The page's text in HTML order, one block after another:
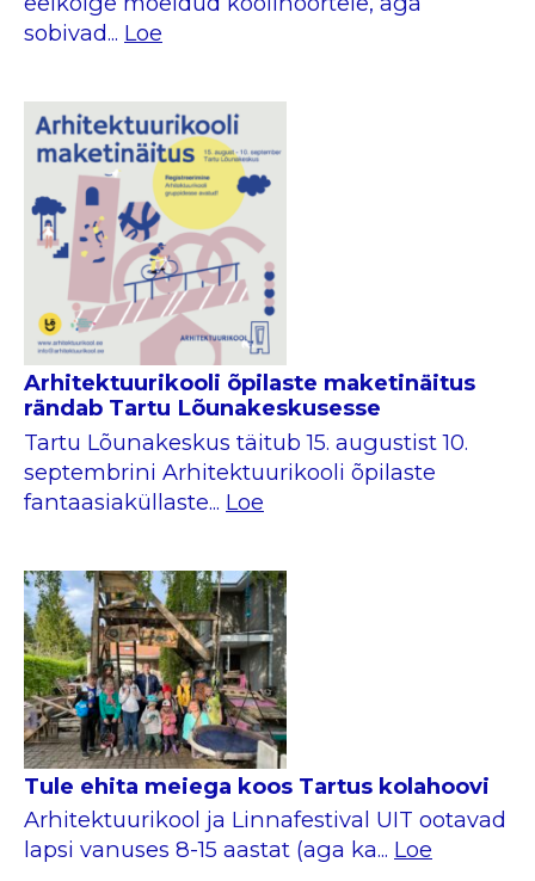
sobivad... Loe
Arhitektuurikooli õpilaste maketinäitus
rändab Tartu Lõunakeskusesse
Tartu Lõunakeskus täitub 15. augustist 10.
septembrini Arhitektuurikooli õpilaste
fantaasiaküllaste... Loe
Tule ehita meiega koos Tartus kolahoovi
Arhitektuurikool ja Linnafestival UIT ootavad
lapsi vanuses 8-15 aastat (aga ka... Loe